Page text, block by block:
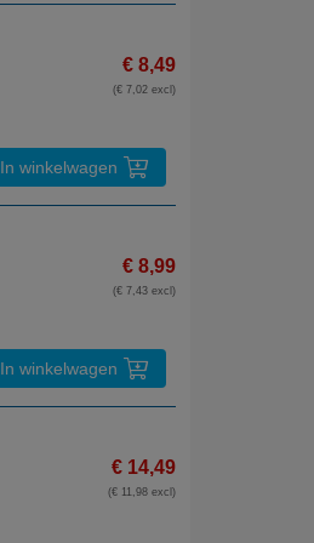
€ 8,49
(€ 7,02 excl)
In winkelwagen
€ 8,99
(€ 7,43 excl)
In winkelwagen
€ 14,49
(€ 11,98 excl)